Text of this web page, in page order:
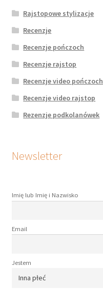
Rajstopowe stylizacje
Recenzje
Recenzje pończoch
Recenzje rajstop
Recenzje video pończoch
Recenzje video rajstop
Rezenzje podkolanówek
Newsletter
Imię lub Imię i Nazwisko
Email
Jestem